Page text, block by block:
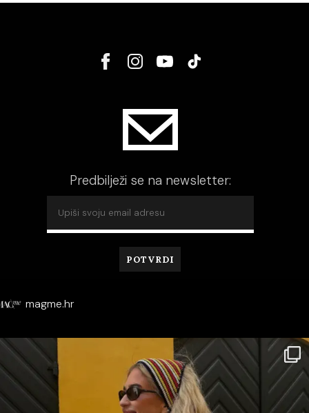
Predbilježi se na newsletter:
magme.hr